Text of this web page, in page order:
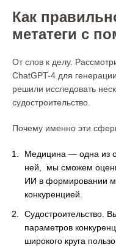
Как
метатеги с
От слов к делу.
ChatGPT-4 для
решили исследовать
судостроительство.
Почему именно эти
Медицина — одна из
ней, мы сможем
ИИ в формировании
конкуренцией.
Судостроительство.
параметров
широкого круга